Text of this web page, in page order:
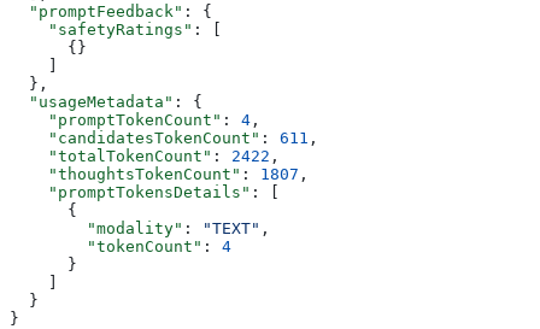
  "promptFeedback"
: {
    "safetyRatings"
: [
      {}
    ]
  },
  "usageMetadata"
: {
    "promptTokenCount"
: 4 ,
    "candidatesTokenCount"
: 611 ,
    "totalTokenCount"
: 2422 ,
    "thoughtsTokenCount"
: 1807 ,
    "promptTokensDetails"
: [
      {
        "modality"
: "TEXT" ,
        "tokenCount"
: 4
      }
    ]
  }
}